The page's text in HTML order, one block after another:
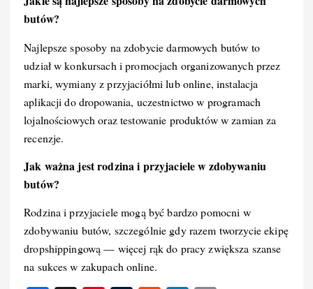
butów?
Najlepsze sposoby na zdobycie darmowych butów to
udział w konkursach i promocjach organizowanych przez
marki, wymiany z przyjaciółmi lub online, instalacja
aplikacji do dropowania, uczestnictwo w programach
lojalnościowych oraz testowanie produktów w zamian za
recenzje.
Jak ważna jest rodzina i przyjaciele w zdobywaniu
butów?
Rodzina i przyjaciele mogą być bardzo pomocni w
zdobywaniu butów, szczególnie gdy razem tworzycie ekipę
dropshippingową — więcej rąk do pracy zwiększa szanse
na sukces w zakupach online.